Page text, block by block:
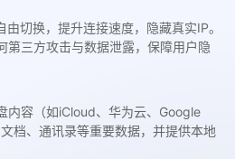
切换，提升连接速度，隐藏真实IP。
第三方攻击与数据泄露，保障用户隐
内容（如iCloud、华为云、Google
档、通讯录等重要数据，并提供本地